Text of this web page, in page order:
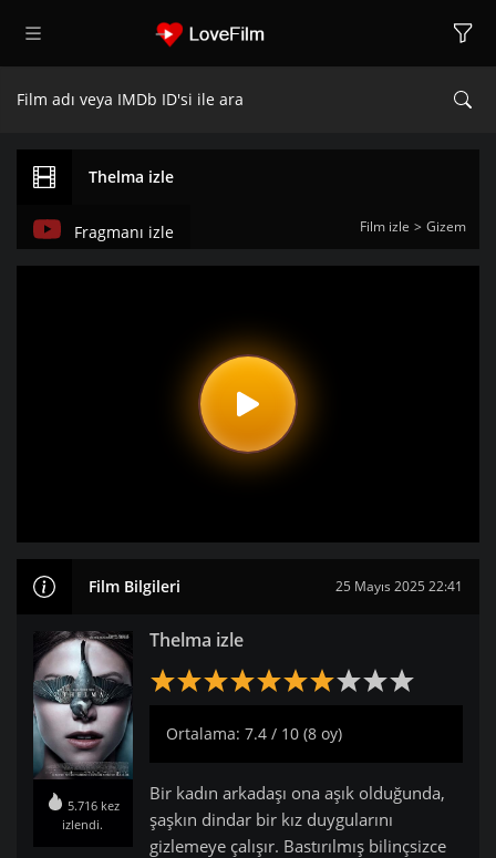
Thelma izle
Film izle Gizem
Fragmanı izle
Film Bilgileri 25 Mayıs 2025 22:41
5.716 kez
izlendi.
Thelma izle
Ortalama: 7.4 / 10 (8 oy)
Bir kadın arkadaşı ona aşık olduğunda,
şaşkın dindar bir kız duygularını
gizlemeye çalışır. Bastırılmış bilinçsizce